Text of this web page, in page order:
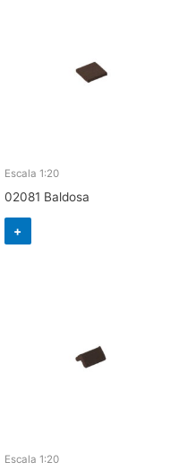
Escala 1:20
02081 Baldosa
+
Escala 1:20